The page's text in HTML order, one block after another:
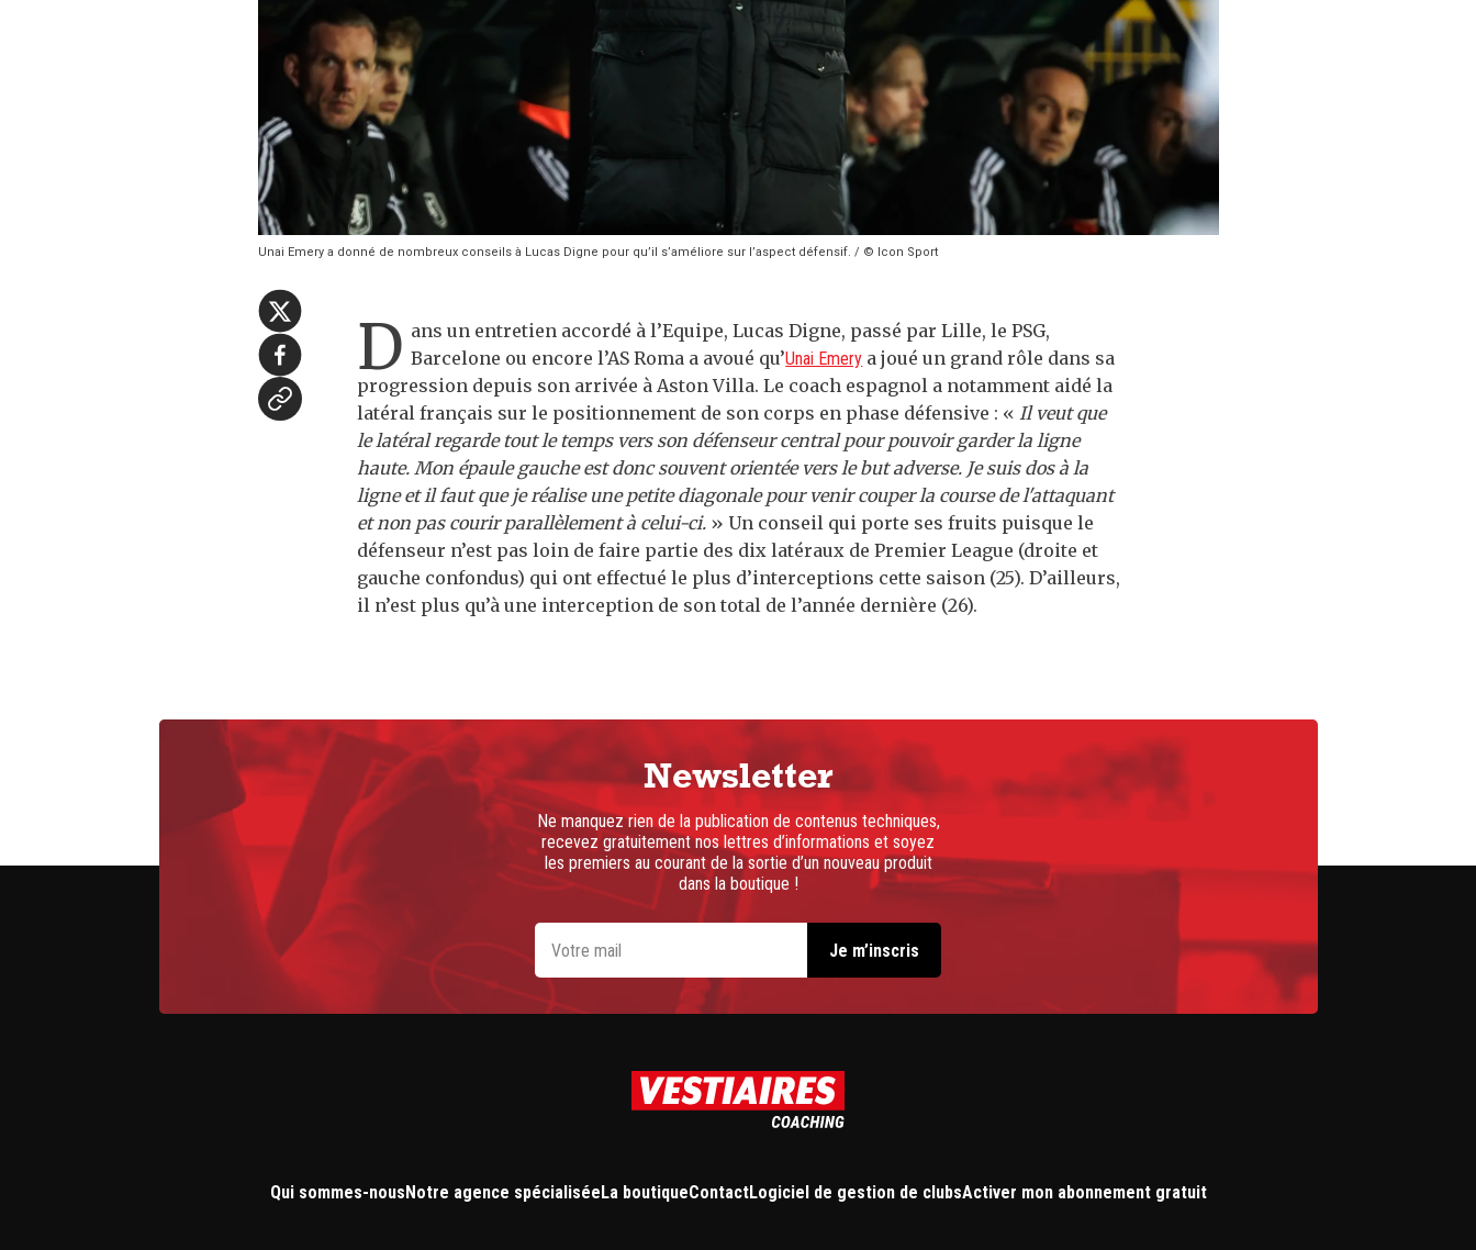
Unai Emery a donné de nombreux conseils à Lucas Digne pour qu’il s’améliore sur l’aspect défensif. / © Icon Sport
D ans un entretien accordé à l’Equipe, Lucas Digne, passé par Lille, le PSG,
Barcelone ou encore l’AS Roma a avoué qu’Unai Emery a joué un grand rôle dans sa
progression depuis son arrivée à Aston Villa. Le coach espagnol a notamment aidé la
latéral français sur le positionnement de son corps en phase défensive : « Il veut que
le latéral regarde tout le temps vers son défenseur central pour pouvoir garder la ligne
haute. Mon épaule gauche est donc souvent orientée vers le but adverse. Je suis dos à la
ligne et il faut que je réalise une petite diagonale pour venir couper la course de l'attaquant
et non pas courir parallèlement à celui-ci.» Un conseil qui porte ses fruits puisque le
défenseur n’est pas loin de faire partie des dix latéraux de Premier League (droite et
gauche confondus) qui ont effectué le plus d’interceptions cette saison (25). D’ailleurs,
il n’est plus qu’à une interception de son total de l’année dernière (26).
Newsletter
Ne manquez rien de la publication de contenus techniques,
recevez gratuitement nos lettres d’informations et soyez
les premiers au courant de la sortie d’un nouveau produit
dans la boutique !
Qui sommes-nousNotre agence spécialiséeLa boutiqueContactLogiciel de gestion de clubsActiver mon abonnement gratuit